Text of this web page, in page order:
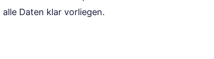
Daten klar vorliegen.